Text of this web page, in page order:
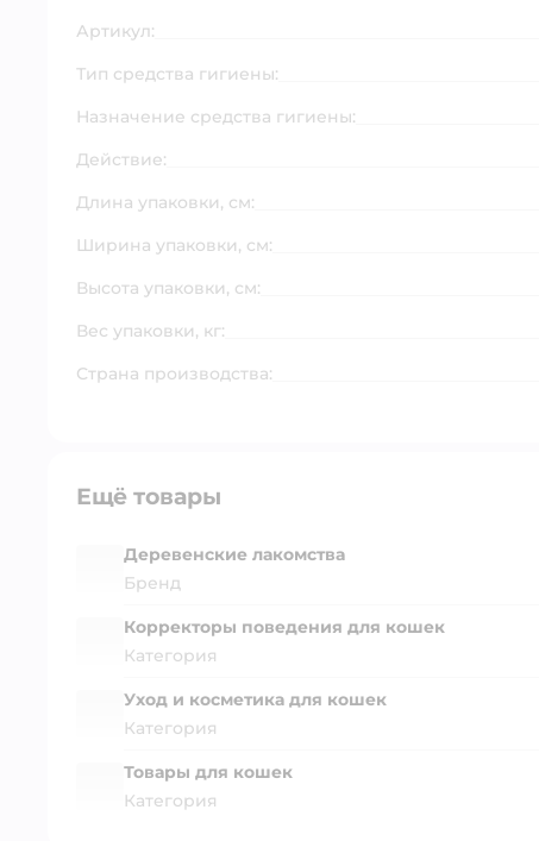
Артикул:
Тип средства гигиены:
Назначение средства гигиены:
Действие:
Длина упаковки, см:
Ширина упаковки, см:
Высота упаковки, см:
Вес упаковки, кг:
Страна производства:
Ещё товары
Деревенские лакомства
Бренд
Корректоры поведения для кошек
Категория
Уход и косметика для кошек
Категория
Товары для кошек
Категория